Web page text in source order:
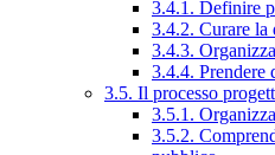
3.4.1. Definire
3.4.2. Curare la
3.4.3.
3.4.4. Prendere
3.5. Il processo
3.5.1.
3.5.2.